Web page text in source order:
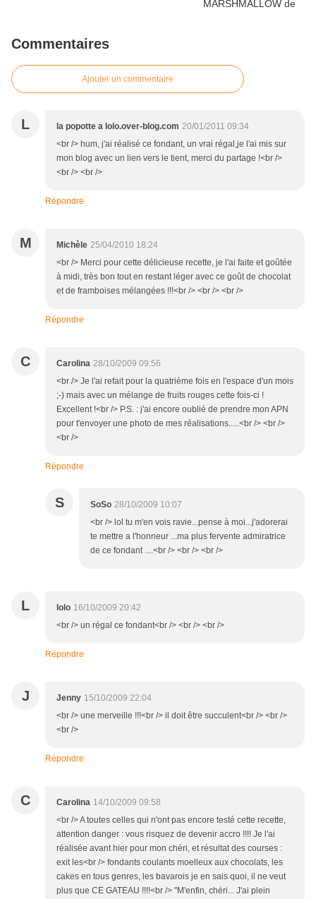
Commentaires
Ajouter un commentaire
L la popotte a lolo.over-blog.com 20/01/2011 09:34
<br /> hum, j'ai réalisé ce fondant, un vrai régal,je l'ai mis sur
mon blog avec un lien vers le tient, merci du partage !<br />
<br /> <br />
Répondre
M Michèle 25/04/2010 18:24
<br /> Merci pour cette délicieuse recette, je l'ai faite et goûtée
à midi, très bon tout en restant léger avec ce goût de chocolat
et de framboises mélangées !!!<br /> <br /> <br />
Répondre
C Carolina 28/10/2009 09:56
<br /> Je l'ai refait pour la quatrième fois en l'espace d'un mois
;-) mais avec un mélange de fruits rouges cette fois-ci !
Excellent !<br /> P.S. : j'ai encore oublié de prendre mon APN
pour t'envoyer une photo de mes réalisations.....<br /> <br />
<br />
Répondre
S SoSo 28/10/2009 10:07
<br /> lol tu m'en vois ravie...pense à moi...j'adorerai
te mettre a l'honneur ...ma plus fervente admiratrice
de ce fondant ....<br /> <br /> <br />
L lolo 16/10/2009 20:42
<br /> un régal ce fondant<br /> <br /> <br />
Répondre
J Jenny 15/10/2009 22:04
<br /> une merveille !!!<br /> il doit être succulent<br /> <br />
<br />
Répondre
C Carolina 14/10/2009 09:58
<br /> A toutes celles qui n'ont pas encore testé cette recette,
attention danger : vous risquez de devenir accro !!!! Je l'ai
réalisée avant hier pour mon chéri, et résultat des courses :
exit les<br /> fondants coulants moelleux aux chocolats, les
cakes en tous genres, les bavarois je en sais quoi, il ne veut
plus que CE GATEAU !!!!<br /> "M'enfin, chéri... J'ai plein